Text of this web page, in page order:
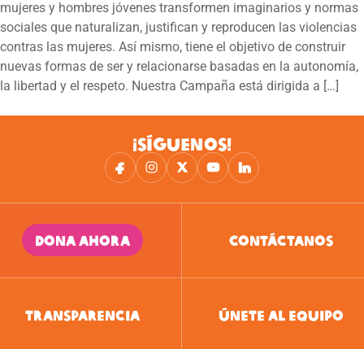
mujeres y hombres jóvenes transformen imaginarios y normas
sociales que naturalizan, justifican y reproducen las violencias
contras las mujeres. Así mismo, tiene el objetivo de construir
nuevas formas de ser y relacionarse basadas en la autonomía,
la libertad y el respeto. Nuestra Campaña está dirigida a […]
¡SÍGUENOS!
DONA AHORA CONTÁCTANOS
TRANSPARENCIA ÚNETE AL EQUIPO